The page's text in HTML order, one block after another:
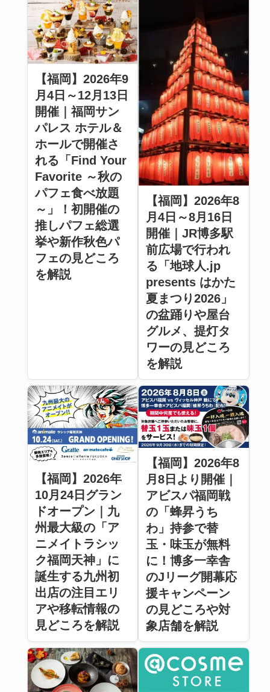
【福岡】2026年9
月4日～12月13日
開催｜福岡サン
パレス ホテル＆
ホールで開催さ
れる「Find Your
Favorite ～秋の
パフェ食べ放題
～」！初開催の
推しパフェ総選
挙や新作秋色パ
フェの見どころ
を解説
【福岡】2026年8
月4日～8月16日
開催｜JR博多駅
前広場で行われ
る「地球人.jp
presents はかた
夏まつり2026」
の盆踊りや屋台
グルメ、提灯タ
ワーの見どころ
を解説
【福岡】2026年
10月24日グラン
ドオープン｜九
州最大級の「ア
ニメイトラシッ
ク福岡天神」に
誕生する九州初
出店の注目エリ
アや移転情報の
見どころを解説
【福岡】2026年8
月8日より開催｜
アビスパ福岡戦
の「蜂昇うち
わ」持参で替
玉・味玉が無料
に！博多一幸舎
のJリーグ開幕応
援キャンペーン
の見どころや対
象店舗を解説